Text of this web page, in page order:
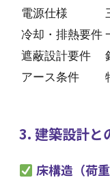
電源仕様
冷却・排熱要件
遮蔽設計要件
アース条件
3. 建築設計と
床構造（荷重